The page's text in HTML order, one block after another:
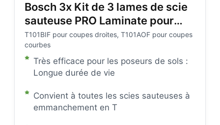
Bosch 3x Kit de 3 lames de scie
sauteuse PRO Laminate pour
emmanchement en T (pour
Parquet, Vinyle stratifié solide,
PVC, Longueur mm, Professional
Accessoire Scie sauteuse)
T101BIF pour coupes droites, T101AOF pour coupes
courbes
Très efficace pour les poseurs de sols :
Longue durée de vie
Convient à toutes les scies sauteuses à
emmanchement en T